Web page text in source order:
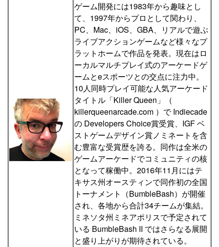
ゲーム開発には1983年から趣味とし
て、1997年からプロとして関わり、
PC、Mac、iOS、GBA、リアルで遊ぶ
ライブアクションゲームなど様々なプ
ラットホームで作品を発表。現在はロ
ーカルマルチプレイ式のアーケードゲ
ームとeスポーツとの交点に注力中。
10人同時プレイ可能な人気アーケード
タイトル「Killer Queen」（
killerqueenarcade.com ）で Indiecade
の Developers Choice賞受賞、IGF ベ
ストゲームデザイン賞ノミネートを含
む豊富な受賞歴を誇る。同作は全米の
ゲームアーケードでコミュニティの核
となって稼働中。2016年11月にはテ
キサス州オースティンで同作初の全国
トーナメント（BumbleBash）が開催
され、各地から合計34チームが集結。
ミネソタ州ミネアポリスで予定されて
いる BumbleBash II ではさらなる展開
と盛り上がりが期待されている。